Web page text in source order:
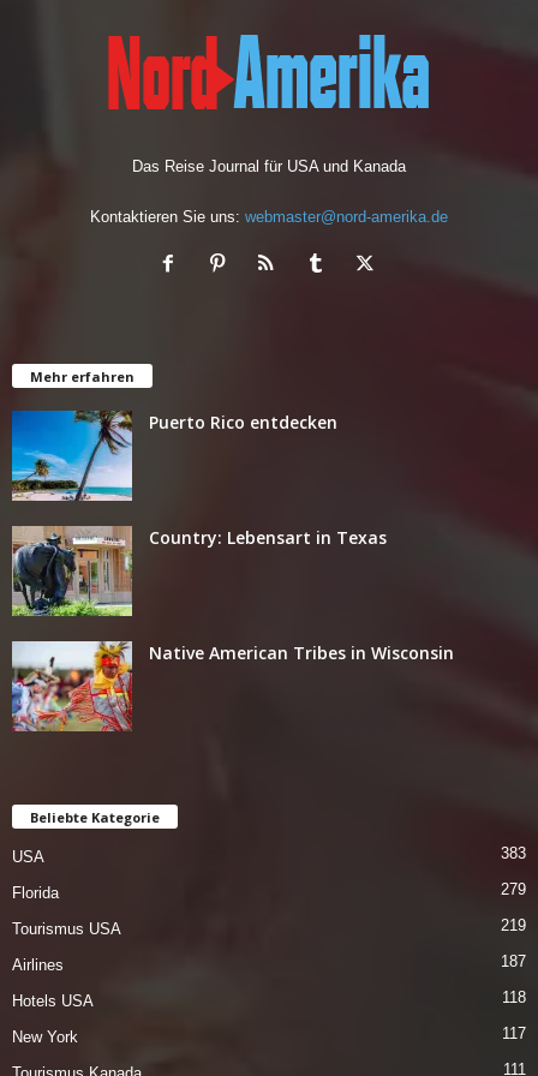
Das Reise Journal für USA und Kanada
Kontaktieren Sie uns: webmaster@nord-amerika.de
Mehr erfahren
Puerto Rico entdecken
Country: Lebensart in Texas
Native American Tribes in Wisconsin
Beliebte Kategorie
USA 383
Florida 279
Tourismus USA 219
Airlines 187
Hotels USA 118
New York 117
111